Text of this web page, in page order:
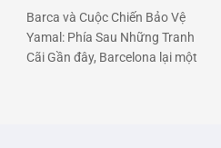
Barca và Cuộc Chiến Bảo Vệ
Yamal: Phía Sau Những Tranh
Cãi Gần đây, Barcelona lại một